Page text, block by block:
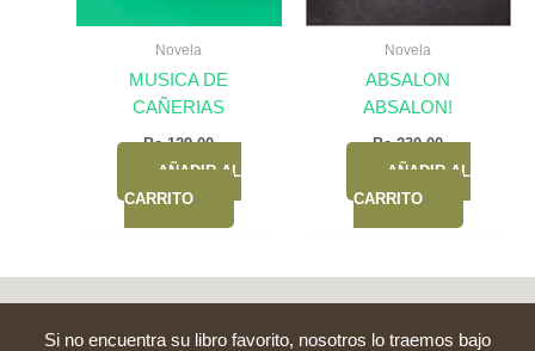
Novela
MUSICA DE
CAÑERIAS
Bs.129,00
AÑADIR AL
CARRITO
Novela
ABSALON
ABSALON!
Bs.230,00
AÑADIR AL
CARRITO
Si no encuentra su libro favorito, nosotros lo traemos bajo